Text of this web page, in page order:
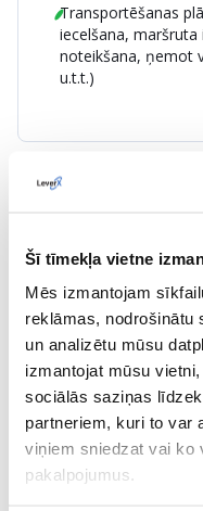
Šī tīmekļa vietne
Mēs izmantojam
reklāmas, nodrošinātu
un analizētu mūsu
izmantojat mūsu
sociālās saziņas
partneriem, kuri to var
viņiem sniedzat vai ko
pakalpojumus.
Transportēšanas
iecelšana,
noteikšana, ņemot
u.t.t.)
Integrācija palīdzēs
Integrāciju ar
Integrāciju ar
nolīgta transporta
Līguma
papildus transporta
transporta